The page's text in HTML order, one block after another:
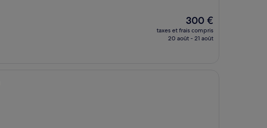
Le
nouveau
prix
300 €
taxes et frais compris
20 août - 21 août